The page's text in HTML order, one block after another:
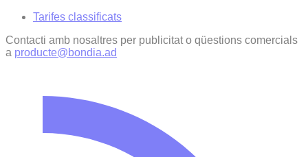
Tarifes classificats
Contacti amb nosaltres per publicitat o qüestions comercials
a producte@bondia.ad